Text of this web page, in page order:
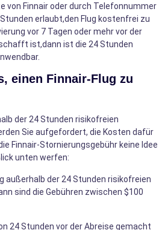
von Finnair oder durch Telefonnummer
erlaubt,den Flug kostenfrei zu
vor 7 Tagen oder mehr vor der
ist,dann ist die 24 Stunden
einen Finnair-Flug zu
der 24 Stunden risikofreien
Sie aufgefordert, die Kosten dafür
Finnair-Stornierungsgebühr keine Idee
unten werfen:
außerhalb der 24 Stunden risikofreien
sind die Gebühren zwischen $100
24 Stunden vor der Abreise gemacht